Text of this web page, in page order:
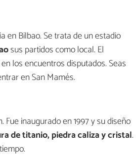
en Bilbao. Se trata de un estadio
sus partidos como local. El
los encuentros disputados. Seas
en San Mamés.
inaugurado en 1997 y su diseño
de titanio, piedra caliza y cristal.